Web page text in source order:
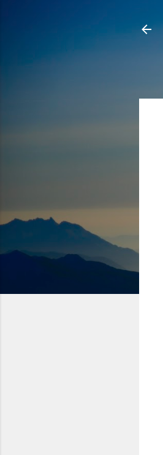
GAUR
BIHAR